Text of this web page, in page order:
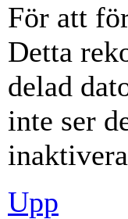
För att
Detta
delad
inte ser
Upp